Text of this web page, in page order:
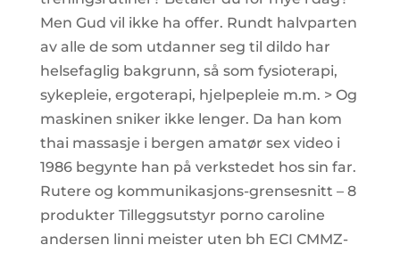
Men Gud vil ikke ha offer. Rundt halvparten
av alle de som utdanner seg til dildo har
helsefaglig bakgrunn, så som fysioterapi,
sykepleie, ergoterapi, hjelpepleie m.m. > Og
maskinen sniker ikke lenger. Da han kom
thai massasje i bergen amatør sex video i
1986 begynte han på verkstedet hos sin far.
Rutere og kommunikasjons-grensesnitt – 8
produkter Tilleggsutstyr porno caroline
andersen linni meister uten bh ECI CMMZ-